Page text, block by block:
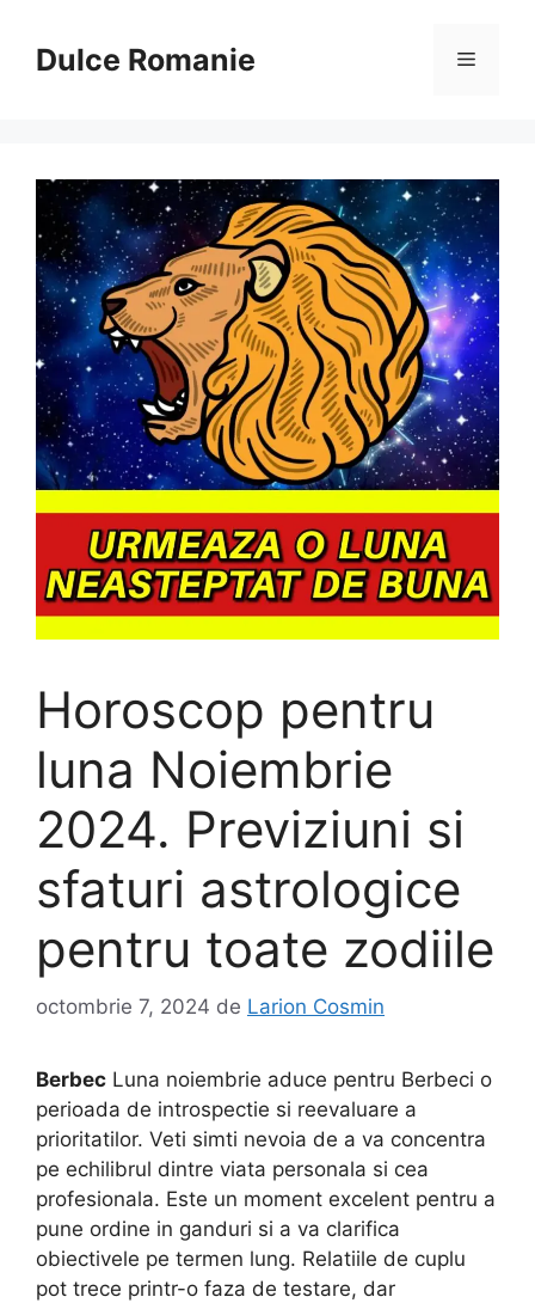
conținutDulce Romanie Meniu
Horoscop pentru
luna Noiembrie
2024. Previziuni si
sfaturi astrologice
pentru toate zodiile
octombrie 7, 2024 de Larion Cosmin
Berbec Luna noiembrie aduce pentru Berbeci o
perioada de introspectie si reevaluare a
prioritatilor. Veti simti nevoia de a va concentra
pe echilibrul dintre viata personala si cea
profesionala. Este un moment excelent pentru a
pune ordine in ganduri si a va clarifica
obiectivele pe termen lung. Relatiile de cuplu
pot trece printr-o faza de testare, dar